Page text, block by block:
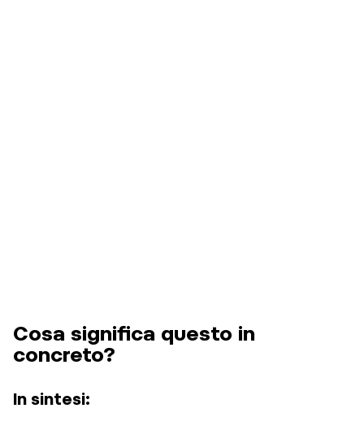
Cosa significa questo in
concreto?
In sintesi: